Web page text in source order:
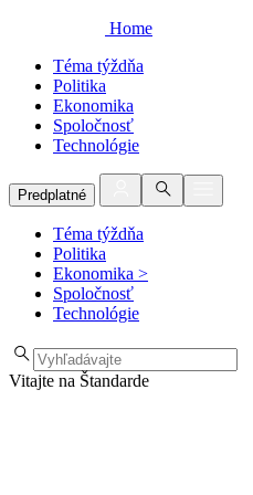
Home
Téma týždňa
Politika
Ekonomika
Spoločnosť
Technológie
Predplatné
Téma týždňa
Politika
Ekonomika >
Spoločnosť
Technológie
Vitajte na Štandarde